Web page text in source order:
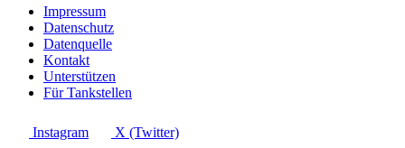
Impressum
Datenschutz
Datenquelle
Kontakt
Unterstützen
Für Tankstellen
Instagram X (Twitter)